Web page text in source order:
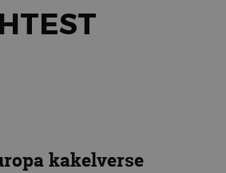
kakelverse